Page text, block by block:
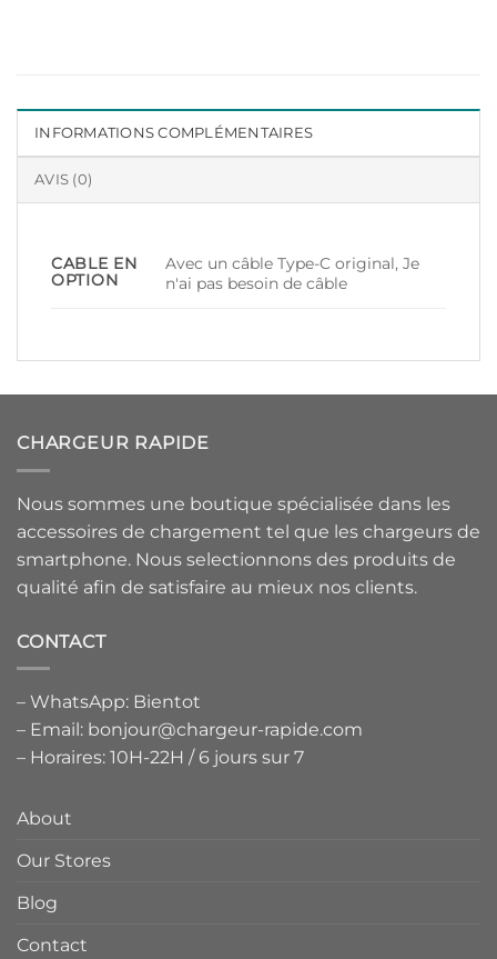
INFORMATIONS COMPLÉMENTAIRES
AVIS (0)
CABLE EN
OPTION
Avec un câble Type-C original, Je
n'ai pas besoin de câble
CHARGEUR RAPIDE
Nous sommes une boutique spécialisée dans les
accessoires de chargement tel que les chargeurs de
smartphone. Nous selectionnons des produits de
qualité afin de satisfaire au mieux nos clients.
CONTACT
– WhatsApp: Bientot
– Email: bonjour@chargeur-rapide.com
– Horaires: 10H-22H / 6 jours sur 7
About
Our Stores
Blog
Contact